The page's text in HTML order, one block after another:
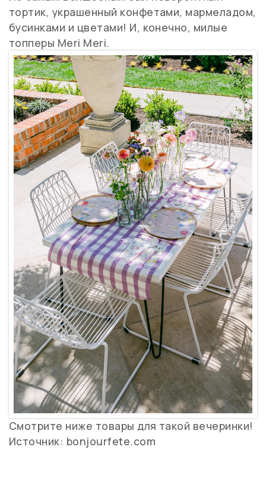
тортик, украшенный конфетами, мармеладом,
бусинками и цветами! И, конечно, милые
топперы Meri Meri.
Смотрите ниже товары для такой вечеринки!
Источник: bonjourfete.com